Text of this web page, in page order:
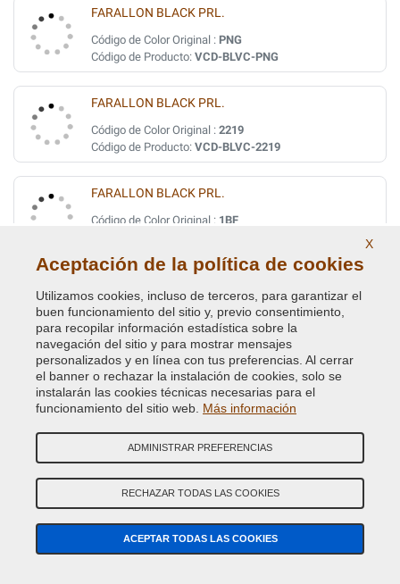
FARALLON BLACK PRL.
Código de Color Original : PNG
Código de Producto: VCD-BLVC-PNG
FARALLON BLACK PRL.
Código de Color Original : 2219
Código de Producto: VCD-BLVC-2219
FARALLON BLACK PRL.
Código de Color Original : 1BF
Código de Color Original :1AF
Código de Producto:VCD-BLVC-1AF
FIRENZE RED MET.
Código de Color Original :868
VCD-BLVC-868
GALWAY GREEN MET. (L.R.)
Código de Color Original : 821
Código de Producto:VCD-BLVC-821
GIVERNEY GREEN MET.
X
Aceptación de la política de cookies
Utilizamos cookies, incluso de terceros, para garantizar el
buen funcionamiento del sitio y, previo consentimiento,
para recopilar información estadística sobre la
navegación del sitio y para mostrar mensajes
personalizados y en línea con tus preferencias. Al cerrar
el banner o rechazar la instalación de cookies, solo se
instalarán las cookies técnicas necesarias para el
funcionamiento del sitio web. Más información
ADMINISTRAR PREFERENCIAS
RECHAZAR TODAS LAS COOKIES
ACEPTAR TODAS LAS COOKIES